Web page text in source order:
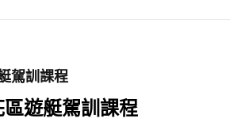
駕訓課程
遊艇駕訓課程